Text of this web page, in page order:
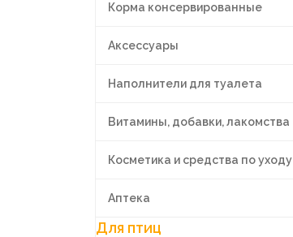
Корма консервированные
Аксессуары
Наполнители для туалета
Витамины, добавки, лакомства
Косметика и средства по уходу
Аптека
Для птиц